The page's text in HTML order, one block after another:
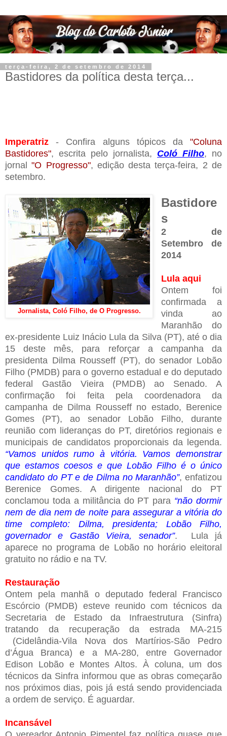
terça-feira, 2 de setembro de 2014
Bastidores da política desta terça...
Imperatriz - Confira alguns tópicos da "Coluna
Bastidores", escrita pelo jornalista, Coló Filho, no
jornal"O Progresso", edição desta terça-feira, 2 de
setembro.
Jornalista, Coló Filho, de O Progresso.
Bastidore
s
2 de
Setembro de
2014
Lula aqui
Ontem foi
confirmada a
vinda ao
Maranhão do
ex-presidente Luiz Inácio Lula da Silva (PT), até o dia
15 deste mês, para reforçar a campanha da
presidenta Dilma Rousseff (PT), do senador Lobão
Filho (PMDB) para o governo estadual e do deputado
federal Gastão Vieira (PMDB) ao Senado. A
confirmação foi feita pela coordenadora da
campanha de Dilma Rousseff no estado, Berenice
Gomes (PT), ao senador Lobão Filho, durante
reunião com lideranças do PT, diretórios regionais e
municipais de candidatos proporcionais da legenda.
“Vamos unidos rumo à vitória. Vamos demonstrar
que estamos coesos e que Lobão Filho é o único
candidato do PT e de Dilma no Maranhão”, enfatizou
Berenice Gomes. A dirigente nacional do PT
conclamou toda a militância do PT para “não dormir
nem de dia nem de noite para assegurar a vitória do
time completo: Dilma, presidenta; Lobão Filho,
governador e Gastão Vieira, senador”. Lula já
aparece no programa de Lobão no horário eleitoral
gratuito no rádio e na TV.
Restauração
Ontem pela manhã o deputado federal Francisco
Escórcio (PMDB) esteve reunido com técnicos da
Secretaria de Estado da Infraestrutura (Sinfra)
tratando da recuperação da estrada MA-215
(Cidelândia-Vila Nova dos Martírios-São Pedro
d’Água Branca) e a MA-280, entre Governador
Edison Lobão e Montes Altos. À coluna, um dos
técnicos da Sinfra informou que as obras começarão
nos próximos dias, pois já está sendo providenciada
a ordem de serviço. É aguardar.
Incansável